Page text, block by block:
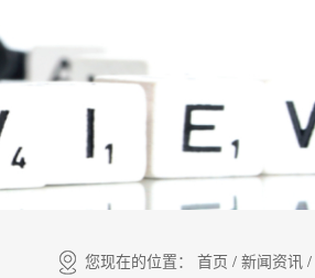
您现在的位置： 首页 / 新闻资讯 /